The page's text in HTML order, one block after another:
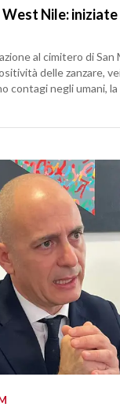
Nile: iniziate
al cimitero di San
delle zanzare,
contagi negli umani,